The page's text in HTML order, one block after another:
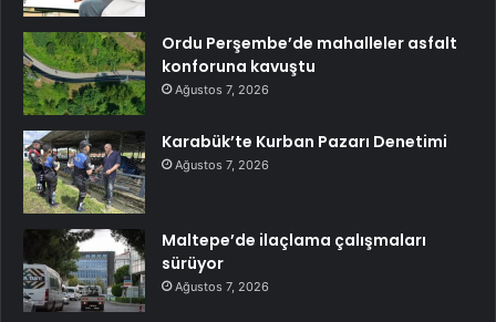
Ordu Perşembe’de mahalleler asfalt
konforuna kavuştu
Ağustos 7, 2026
Karabük’te Kurban Pazarı Denetimi
Ağustos 7, 2026
Maltepe’de ilaçlama çalışmaları
sürüyor
Ağustos 7, 2026